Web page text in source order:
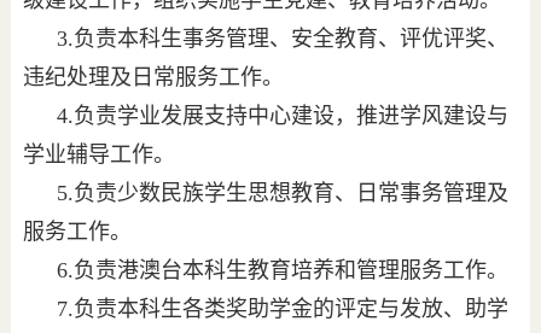
3.负责本科生事务管理、安全教育、评优评奖、
违纪处理及日常服务工作。
4.负责学业发展支持中心建设，推进学风建设与
学业辅导工作。
5.负责少数民族学生思想教育、日常事务管理及
服务工作。
6.负责港澳台本科生教育培养和管理服务工作。
7.负责本科生各类奖助学金的评定与发放、助学